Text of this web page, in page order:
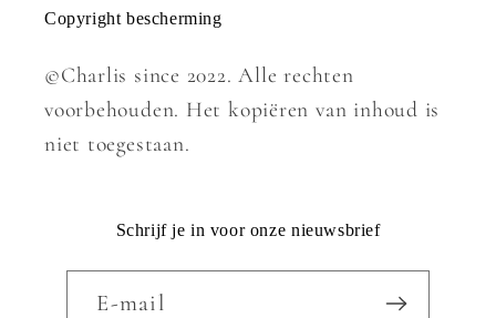
Copyright bescherming
©Charlis since 2022. Alle rechten
voorbehouden. Het kopiëren van inhoud is
niet toegestaan.
Schrijf je in voor onze nieuwsbrief
E‑mail